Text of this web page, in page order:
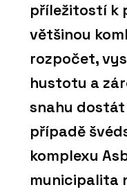
příležitostí k
většinou
rozpočet,
hustotu a
snahu dostát
případě
komplexu
municipalita